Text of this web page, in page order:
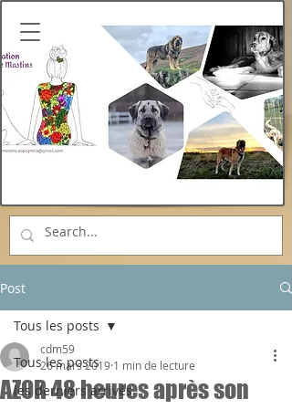
Post
Tous les posts
les derniers arrivés
Tous les posts
AZOR 48 heures après son
cdm59
26 mars 2019 1 min de lecture